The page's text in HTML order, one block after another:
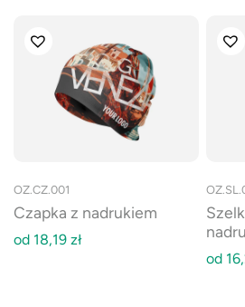
OZ.CZ.001
Czapka z nadrukiem
od 18,19 zł
od